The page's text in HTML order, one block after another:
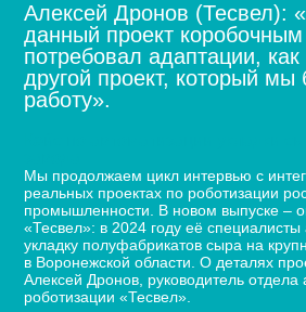
Алексей Дронов (Тесвел):
данный проект
потребовал адаптации,
другой проект, который мы
работу».
Мы продолжаем цикл интервью с
реальных проектах по роботизации
промышленности. В новом выпуске –
«Тесвел»: в 2024 году её специалисты
укладку полуфабрикатов сыра на
в Воронежской области. О деталях
Алексей Дронов, руководитель отдела
роботизации «Тесвел».